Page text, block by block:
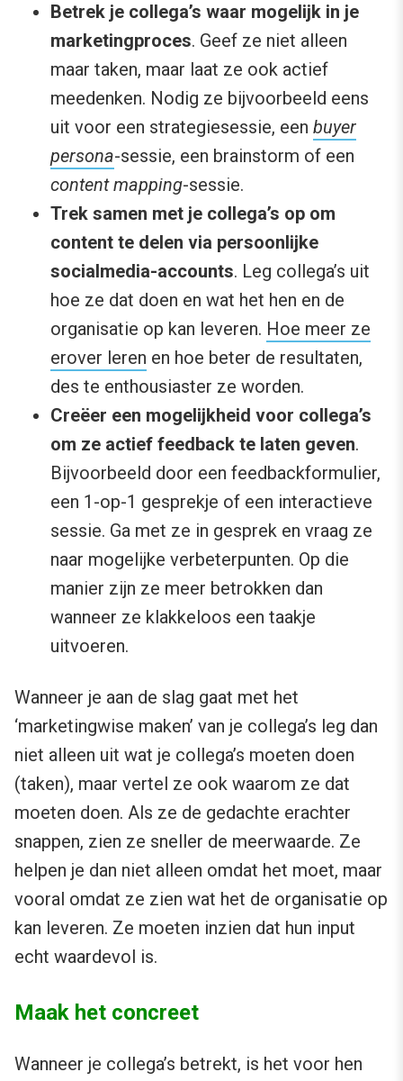
Betrek je collega’s waar mogelijk in je
marketingproces. Geef ze niet alleen
maar taken, maar laat ze ook actief
meedenken. Nodig ze bijvoorbeeld eens
uit voor een strategiesessie, een buyer
persona-sessie, een brainstorm of een
content mapping-sessie.
Trek samen met je collega’s op om
content te delen via persoonlijke
socialmedia-accounts. Leg collega’s uit
hoe ze dat doen en wat het hen en de
organisatie op kan leveren. Hoe meer ze
erover leren en hoe beter de resultaten,
des te enthousiaster ze worden.
Creëer een mogelijkheid voor collega’s
om ze actief feedback te laten geven.
Bijvoorbeeld door een feedbackformulier,
een 1-op-1 gesprekje of een interactieve
sessie. Ga met ze in gesprek en vraag ze
naar mogelijke verbeterpunten. Op die
manier zijn ze meer betrokken dan
wanneer ze klakkeloos een taakje
uitvoeren.
Wanneer je aan de slag gaat met het
‘marketingwise maken’ van je collega’s leg dan
niet alleen uit wat je collega’s moeten doen
(taken), maar vertel ze ook waarom ze dat
moeten doen. Als ze de gedachte erachter
snappen, zien ze sneller de meerwaarde. Ze
helpen je dan niet alleen omdat het moet, maar
vooral omdat ze zien wat het de organisatie op
kan leveren. Ze moeten inzien dat hun input
echt waardevol is.
Maak het concreet
Wanneer je collega’s betrekt, is het voor hen